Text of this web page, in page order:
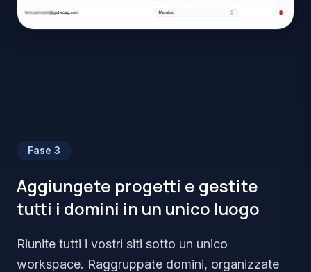
Fase 3
Aggiungete progetti e gestite
tutti i domini in un unico luogo
Riunite tutti i vostri siti sotto un unico
workspace. Raggruppate domini, organizzate